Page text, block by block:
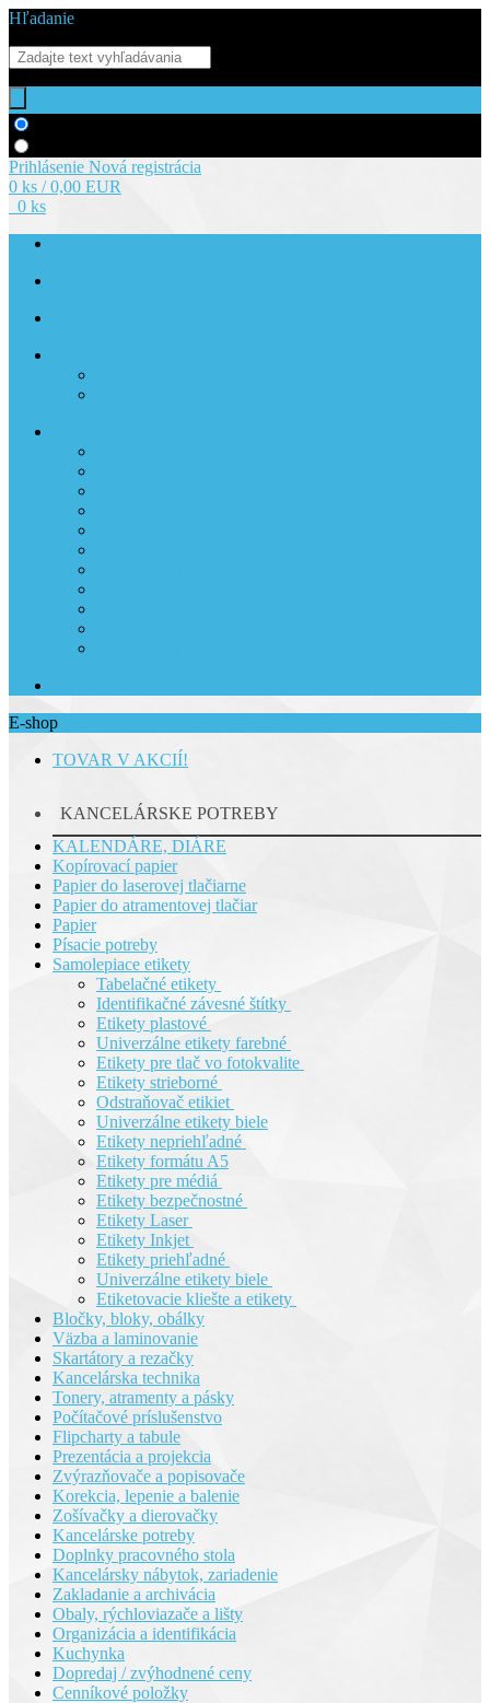
Hľadanie
Prihlásenie Nová registrácia
0 ks / 0,00 EUR
0 ks
E-shop
TOVAR V AKCIÍ!
KANCELÁRSKE POTREBY
KALENDÁRE, DIÁRE
Kopírovací papier
Papier do laserovej tlačiarne
Papier do atramentovej tlačiar
Papier
Písacie potreby
Samolepiace etikety
Tabelačné etikety
Identifikačné závesné štítky
Etikety plastové
Univerzálne etikety farebné
Etikety pre tlač vo fotokvalite
Etikety strieborné
Odstraňovač etikiet
Univerzálne etikety biele
Etikety nepriehľadné
Etikety formátu A5
Etikety pre médiá
Etikety bezpečnostné
Etikety Laser
Etikety Inkjet
Etikety priehľadné
Univerzálne etikety biele
Etiketovacie kliešte a etikety
Bločky, bloky, obálky
Väzba a laminovanie
Skartátory a rezačky
Kancelárska technika
Tonery, atramenty a pásky
Počítačové príslušenstvo
Flipcharty a tabule
Prezentácia a projekcia
Zvýrazňovače a popisovače
Korekcia, lepenie a balenie
Zošívačky a dierovačky
Kancelárske potreby
Doplnky pracovného stola
Kancelársky nábytok, zariadenie
Zakladanie a archivácia
Obaly, rýchloviazače a lišty
Organizácia a identifikácia
Kuchynka
Dopredaj / zvýhodnené ceny
Cenníkové položky